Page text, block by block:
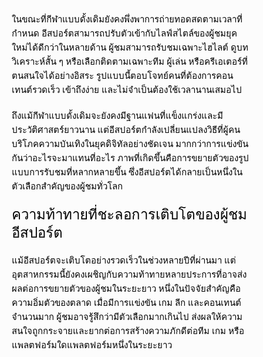
ในขณะที่กีฬาแบบดั้งเดิมยังคงพึ่งพาการถ่ายทอดสดตามเวลาที่
กำหนด อีสปอร์ตสามารถปรับตัวเข้ากับไลฟ์สไตล์ของผู้ชมยุค
ใหม่ได้ดีกว่าในหลายด้าน ผู้ชมสามารถรับชมเฉพาะไฮไลต์ ดูบท
วิเคราะห์สั้น ๆ หรือเลือกติดตามเฉพาะทีม ผู้เล่น หรือครีเอเตอร์ที่
ตนสนใจได้อย่างอิสระ รูปแบบนี้ตอบโจทย์คนที่ต้องการคอน
เทนต์รวดเร็ว เข้าถึงง่าย และไม่จำเป็นต้องใช้เวลานานเสมอไป
ถึงแม้กีฬาแบบดั้งเดิมจะยังคงมีฐานแฟนที่แข็งแกร่งและมี
ประวัติศาสตร์ยาวนาน แต่อีสปอร์ตกำลังเปลี่ยนแปลงวิธีที่ผู้คน
บริโภคความบันเทิงในยุคดิจิทัลอย่างชัดเจน มากกว่าการแข่งขัน
กันว่าอะไรจะมาแทนที่อะไร ภาพที่เกิดขึ้นคือการขยายตัวของรูป
แบบการรับชมที่หลากหลายขึ้น ซึ่งอีสปอร์ตได้กลายเป็นหนึ่งใน
ตัวเลือกสำคัญของผู้ชมทั่วโลก
ความท้าทายที่ชะลอการเติบโตของผู้ชม
อีสปอร์ต
แม้อีสปอร์ตจะเติบโตอย่างรวดเร็วในช่วงหลายปีที่ผ่านมา แต่
อุตสาหกรรมนี้ยังคงเผชิญกับความท้าทายหลายประการที่อาจส่ง
ผลต่อการขยายตัวของผู้ชมในระยะยาว หนึ่งในปัจจัยสำคัญคือ
ความอิ่มตัวของตลาด เมื่อมีการแข่งขัน เกม ลีก และคอนเทนต์
จำนวนมาก ผู้ชมอาจรู้สึกว่ามีตัวเลือกมากเกินไป ส่งผลให้ความ
สนใจถูกกระจายและยากต่อการสร้างความภักดีต่อทีม เกม หรือ
แพลตฟอร์มใดแพลตฟอร์มหนึ่งในระยะยาว